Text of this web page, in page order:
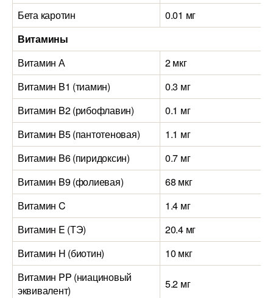
Бета каротин
0.01 мг
Витамины
Витамин А
2 мкг
Витамин B1 (тиамин)
0.3 мг
Витамин B2 (рибофлавин)
0.1 мг
Витамин B5 (пантотеновая)
1.1 мг
Витамин B6 (пиридоксин)
0.7 мг
Витамин B9 (фолиевая)
68 мкг
Витамин C
1.4 мг
Витамин E (ТЭ)
20.4 мг
Витамин H (биотин)
10 мкг
Витамин PP (ниациновый
эквивалент)
5.2 мг